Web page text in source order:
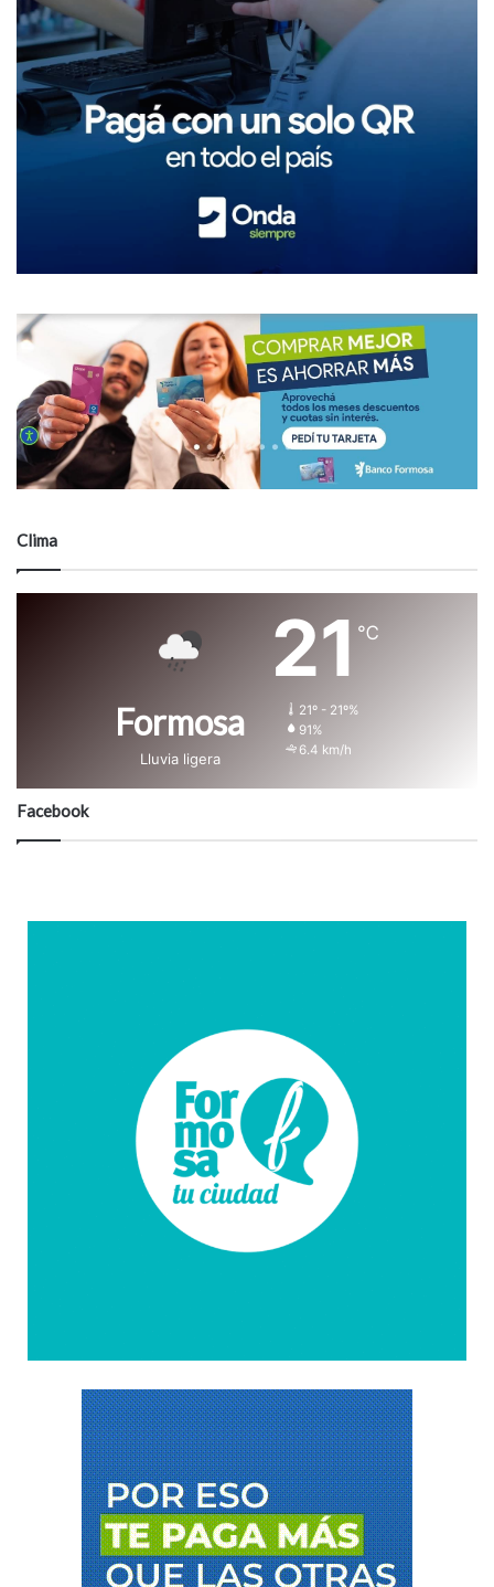
Clima
Formosa
Lluvia ligera
21 ℃
21º - 21º%
91%
6.4 km/h
Facebook